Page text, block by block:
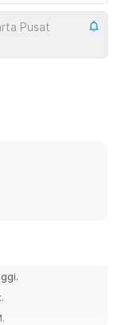
Pusat